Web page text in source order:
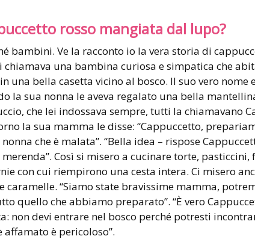
rosso mangiata dal lupo?
bambini. Ve la racconto io la vera storia di
chiamava una bambina curiosa e simpatica che
una bella casetta vicino al bosco. Il suo vero nome
la sua nonna le aveva regalato una bella
che lei indossava sempre, tutti la chiamavano
la sua mamma le disse: “Cappuccetto,
che è malata”. “Bella idea – rispose
Così si misero a cucinare torte, pasticcini,
con cui riempirono una cesta intera. Ci misero
caramelle. “Siamo state bravissime mamma,
quello che abbiamo preparato”. “È vero
non devi entrare nel bosco perché potresti
affamato è pericoloso”.